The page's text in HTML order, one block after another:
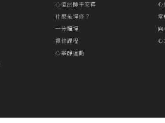
心道法師平安禪
什麼是禪修？
一分鐘禪
禪修課程
心寧靜運動
心
常
心